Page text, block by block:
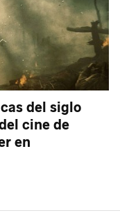
del siglo
cine de
en